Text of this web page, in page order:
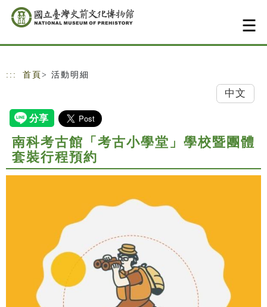
跳到主要內容
網站導覽
::: 首頁 > 活動明細
中文
南科考古館「考古小學堂」學校暨團體
套裝行程預約